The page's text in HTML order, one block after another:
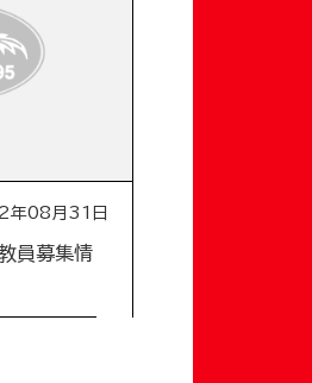
年08月31日
員募集情